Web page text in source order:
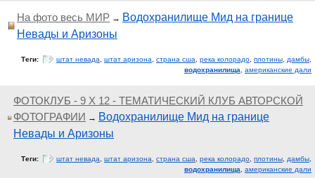
На фото весь МИР → Водохранилище Мид на границе
Невады и Аризоны
Теги: штат невада штат аризона страна сша река колорадо плотины дамбы
водохранилища
американские дали
ФОТОКЛУБ - 9 Х 12 - ТЕМАТИЧЕСКИЙ КЛУБ АВТОРСКОЙ
ФОТОГРАФИИ → Водохранилище Мид на границе
Невады и Аризоны
Теги: штат невада штат аризона страна сша река колорадо плотины дамбы
водохранилища
американские дали